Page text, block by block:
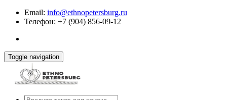
Email: info@ethnopetersburg.ru
Телефон: +7 (904) 856-09-12
Toggle navigation